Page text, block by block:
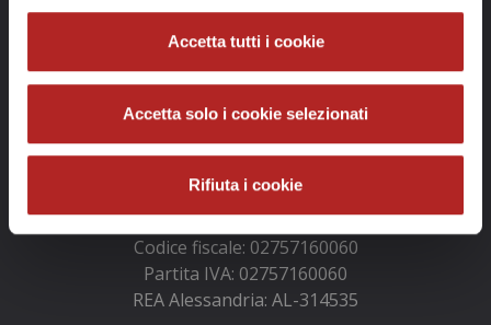
Accetta tutti i cookie
Accetta solo i cookie selezionati
Rifiuta i cookie
Info e contatti
GOLOSARIO e GOLOSARIA S.r.l.
Codice fiscale: 02757160060
Partita IVA: 02757160060
REA Alessandria: AL-314535